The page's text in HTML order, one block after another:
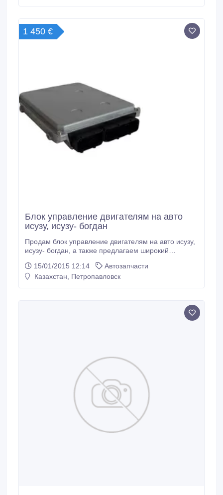
1 450 €
Блок управление двигателям на авто
исузу, исузу- богдан
Продам блок управление двигателям на авто исузу,
исузу- богдан, а также предлагаем широкий
авто 4hg1/4hg1t/4he/4hk, работаем
непосредственно с заводами, на прямую,
15/01/2015 12:14
Автозапчасти
Казахстан, Петропавловск